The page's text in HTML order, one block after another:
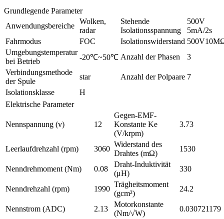
Grundlegende Parameter
Anwendungsbereiche
Wolken,
radar
Stehende
Isolationsspannung
500V
5mA/2s
Fahrmodus
FOC Isolationswiderstand
Umgebungstemperatur
bei Betrieb
-20℃~50℃ Anzahl der Phasen
3
Verbindungsmethode
der Spule
star Anzahl der Polpaare 7
Isolationsklasse
H
Elektrische Parameter
Nennspannung (v) 12
Gegen-EMF-
Konstante Ke
(V/krpm)
3.73
Leerlaufdrehzahl (rpm) 3060
Widerstand des
Drahtes (mΩ)
1530
Nenndrehmoment (Nm) 0.08
Draht-Induktivität
(μH)
330
Nenndrehzahl (rpm) 1990
Trägheitsmoment
(gcm²)
24.2
Nennstrom (ADC) 2.13
Motorkonstante
(Nm/√W)
0.030721179